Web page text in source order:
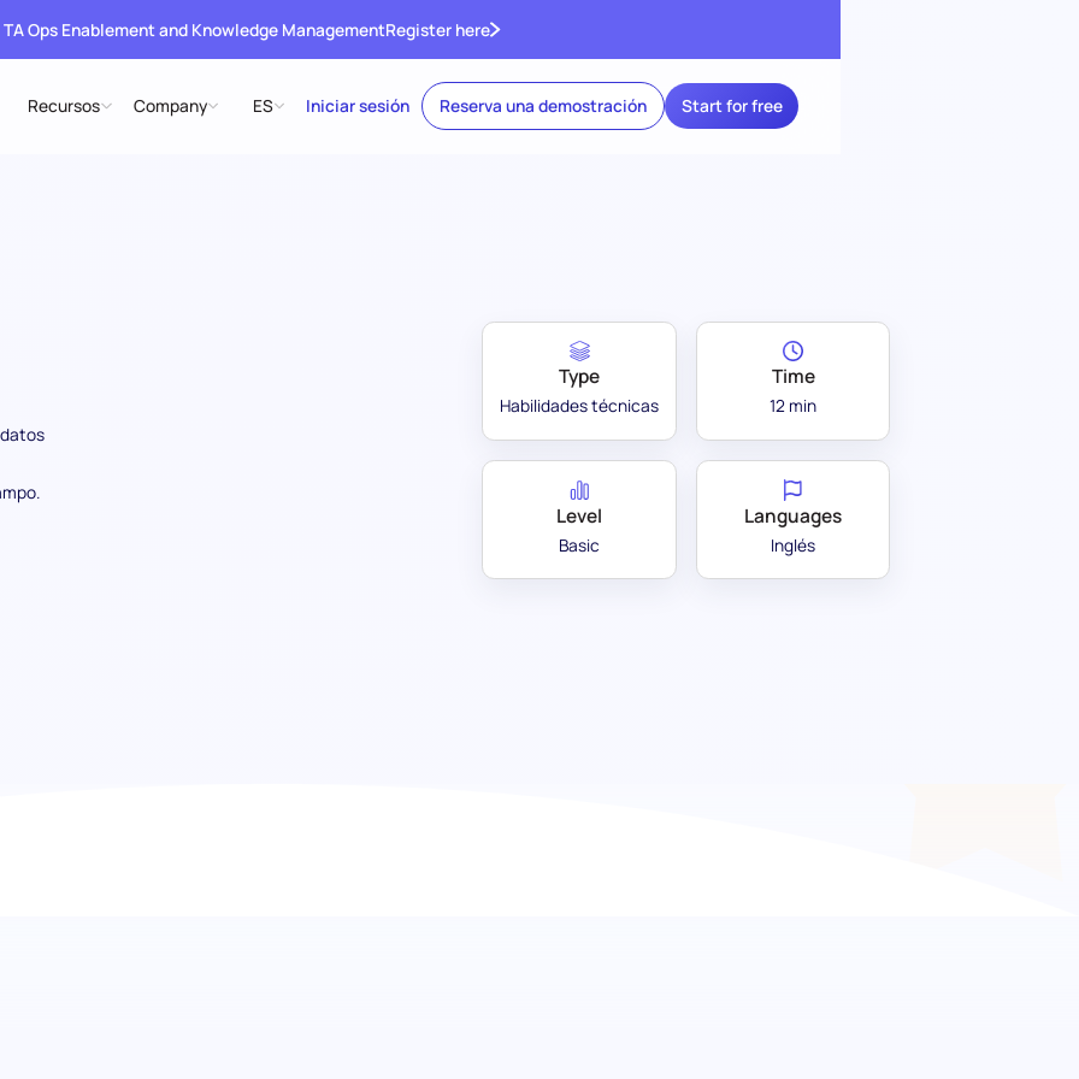
Ops Enablement and Knowledge ManagementRegister here
Recursos Company ES Iniciar sesión Reserva una demostración Start for free
Type
Habilidades técnicas
Time
12 min
Level
Basic
Languages
Inglés